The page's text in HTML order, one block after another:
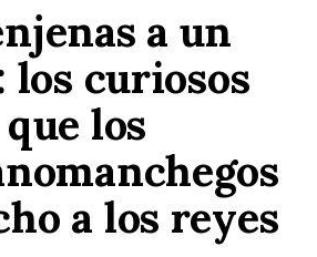
a un
curiosos
los
a los reyes